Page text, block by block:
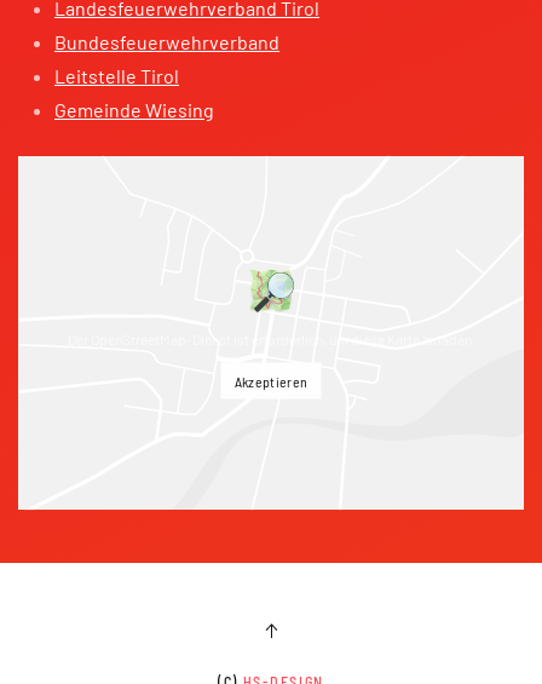
Landesfeuerwehrverband Tirol
Bundesfeuerwehrverband
Leitstelle Tirol
Gemeinde Wiesing
Akzeptieren